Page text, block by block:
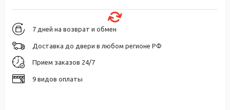
7 дней на возврат и обмен
Доставка до двери в любом регионе РФ
Прием заказов 24/7
9 видов оплаты